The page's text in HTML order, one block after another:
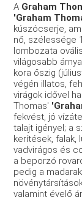
A Graham
'Graham
kúszócserje,
nő, szélessége
lombozata
világosabb
kora őszig
végén illatos,
virágok idővel
Thomas'
fekvést, jó
talajt igényel; a
kerítések, falak,
vadvirágos és
a beporzó
pedig a
valamint évelő